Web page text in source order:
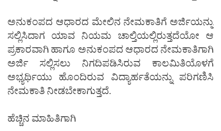
ಅನುಕಂಪದ ಆಧಾರದ ಮೇಲಿನ ನೇಮಕಾತಿಗೆ ಅರ್ಜಿಯನ್ನು
ಸಲ್ಲಿಸಿದಾಗ ಯಾವ ನಿಯಮ ಚಾಲ್ತಿಯಲ್ಲಿರುತ್ತದೆಯೋ ಆ
ಪ್ರಕಾರವಾಗಿ ಹಾಗೂ ಅನುಕಂಪದ ಆಧಾರದ ನೇಮಕಾತಿಗಾಗಿ
ಅರ್ಜಿ ಸಲ್ಲಿಸಲು ನಿಗದಿಪಡಿಸಿರುವ ಕಾಲಮಿತಿಯೊಳಗೆ
ಅಭ್ಯರ್ಥಿಯು ಹೊಂದಿರುವ ವಿದ್ಯಾರ್ಹತೆಯನ್ನು ಪರಿಗಣಿಸಿ
ನೇಮಕಾತಿ ನೀಡಬೇಕಾಗುತ್ತದೆ.
ಹೆಚ್ಚಿನ ಮಾಹಿತಿಗಾಗಿ